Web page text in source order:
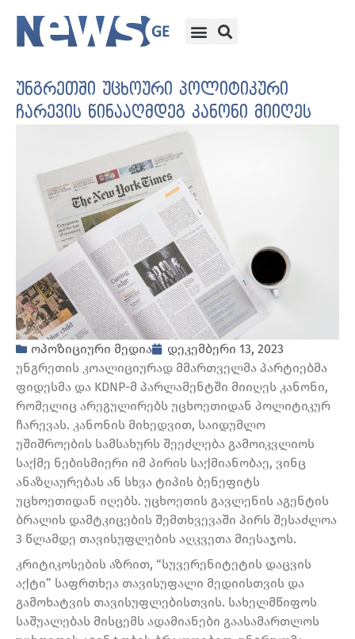
უნგრეთში უცხოური პოლიტიკური
ჩარევის წინააღმდეგ კანონი მიიღეს
ოპოზიციური მედია
დეკემბერი 13, 2023
უნგრეთის კოალიციურად მმართველმა პარტიებმა
ფიდესმა და KDNP-მ პარლამენტში მიიღეს კანონი,
რომელიც არეგულირებს უცხოეთიდან პოლიტიკურ
ჩარევას. კანონის მიხედვით, საიდუმლო
უშიშროების სამსახურს შეეძლება გამოიკვლიოს
საქმე ნებისმიერი იმ პირის საქმიანობაე, ვინც
ანაზღაურებას ან სხვა ტიპის ბენეფიტს
უცხოეთიდან იღებს. უცხოეთის გავლენის აგენტის
ბრალის დამტკიცების შემთხვევაში პირს შესაძლოა
3 წლამდე თავისუფლების აღკვეთა მიესაჯოს.
კრიტიკოსების აზრით, “სუვერენიტეტის დაცვის
აქტი” საფრთხეა თავისუფალი მედიისთვის და
გამოხატვის თავისუფლებისთვის. სახელმწიფოს
საშუალებას მისცემს ადამიანები გაასამართლოს